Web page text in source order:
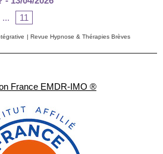
France EMDR-IMO ®
... 11
| Revue Hypnose & Thérapies Brèves